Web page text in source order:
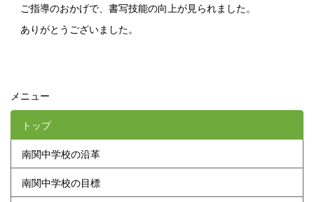
ご指導のおかげで、書写技能の向上が見られました。
ありがとうございました。
メニュー
トップ
南関中学校の沿革
南関中学校の目標